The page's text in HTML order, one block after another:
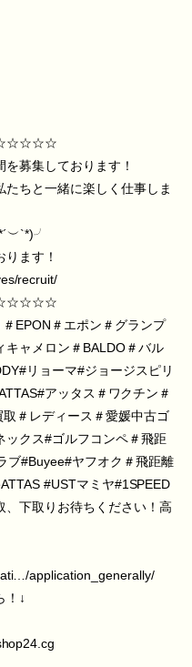
募集しております！
ちと一緒に楽しく仕事しま
ます！
recruit/
EPON＃エポン＃グランプ
キャメロン＃BALDO＃バル
リョーマ#ジョージスピリ
#アッタス＃ワクチン＃
＃レディース＃愛媛中古ゴ
ックス#ゴルフコンペ＃飛距
ブ#Buyee#ヤフオク＃飛距離
#USTマミヤ#1SPEED
、下取りお待ちください！高
application_generally/
！↓